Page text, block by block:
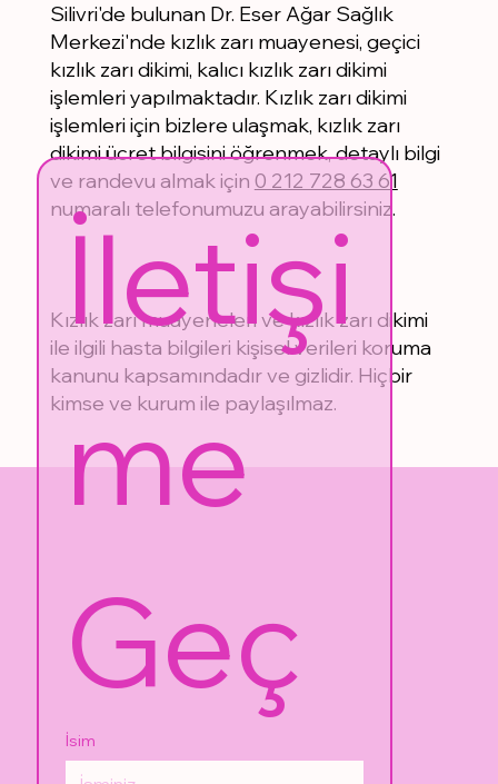
Silivri'de bulunan Dr. Eser Ağar Sağlık
Merkezi'nde kızlık zarı muayenesi, geçici
kızlık zarı dikimi, kalıcı kızlık zarı dikimi
işlemleri yapılmaktadır. Kızlık zarı dikimi
işlemleri için bizlere ulaşmak, kızlık zarı
dikimi ücret bilgisini öğrenmek, detaylı bilgi
ve randevu almak için 0 212 728 63 61
numaralı telefonumuzu arayabilirsiniz.
Kızlık zarı muayeneleri ve kızlık zarı dikimi
ile ilgili hasta bilgileri kişisel verileri koruma
kanunu kapsamındadır ve gizlidir. Hiçbir
kimse ve kurum ile paylaşılmaz.
İletişi
me
Geç
İsim